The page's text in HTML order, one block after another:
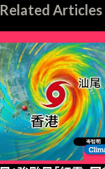
Related Articles